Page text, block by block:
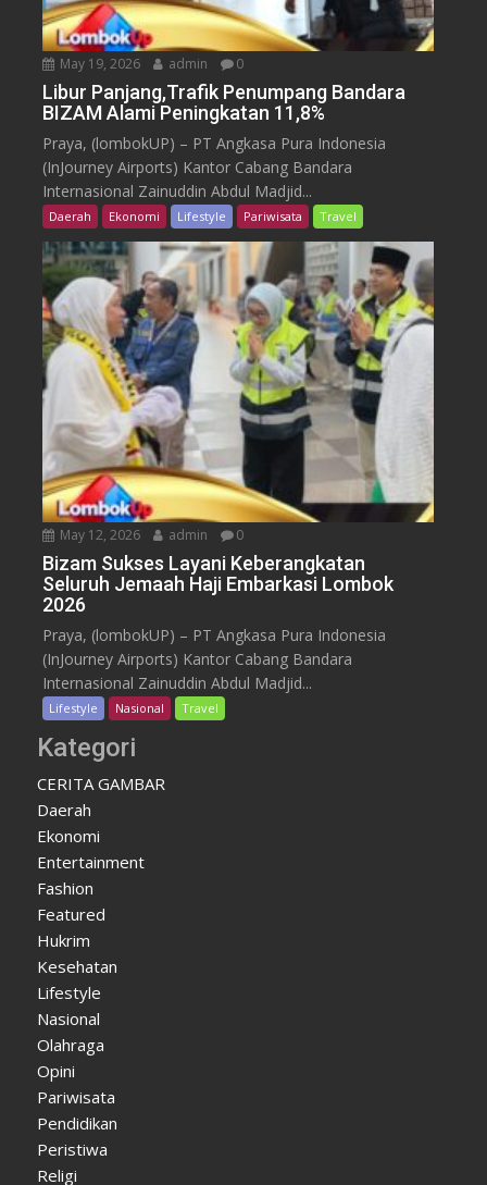
May 19, 2026 admin 0
Libur Panjang,Trafik Penumpang Bandara
BIZAM Alami Peningkatan 11,8%
Praya, (lombokUP) – PT Angkasa Pura Indonesia
(InJourney Airports) Kantor Cabang Bandara
Internasional Zainuddin Abdul Madjid...
Daerah Ekonomi Lifestyle Pariwisata Travel
May 12, 2026 admin 0
Bizam Sukses Layani Keberangkatan
Seluruh Jemaah Haji Embarkasi Lombok
2026
Praya, (lombokUP) – PT Angkasa Pura Indonesia
(InJourney Airports) Kantor Cabang Bandara
Internasional Zainuddin Abdul Madjid...
Lifestyle Nasional Travel
Kategori
CERITA GAMBAR
Daerah
Ekonomi
Entertainment
Fashion
Featured
Hukrim
Kesehatan
Lifestyle
Nasional
Olahraga
Opini
Pariwisata
Pendidikan
Peristiwa
Religi